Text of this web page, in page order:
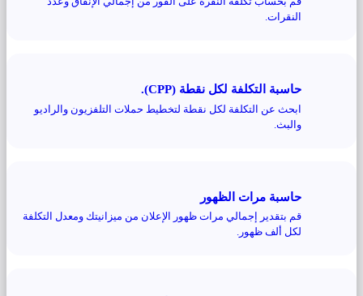
النقرات.
حاسبة التكلفة لكل نقطة (CPP).
ابحث عن التكلفة لكل نقطة لتخطيط حملات التلفزيون والراديو
والبث.
حاسبة مرات الظهور
قم بتقدير إجمالي مرات ظهور الإعلان من ميزانيتك ومعدل التكلفة
لكل ألف ظهور.